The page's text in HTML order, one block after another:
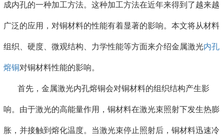
成内孔的一种加工方法。这种加工方法在近年来得到了越来越
广泛的应用，对铜材料的性能有着显著的影响。本文将从材料
组织、硬度、微观结构、力学性能等方面来介绍金属激光内孔
熔铜对铜材料性能的影响。
首先，金属激光内孔熔铜会对铜材料的组织结构产生影
响。由于激光的高能量作用，铜材料在激光束照射下发生热膨
胀，并接触到熔化温度。当激光束停止照射后，铜材料迅速冷